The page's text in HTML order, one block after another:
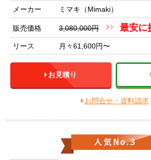
メーカー ミマキ（Mimaki）
販売価格 3,080,000円 最安に
リース 月々61,600円〜
お見積り
お問合せ・資料請求